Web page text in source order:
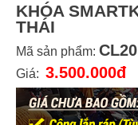
KHÓA
THÁI
Mã sản phẩm: CL20
Giá: 3.500.000đ